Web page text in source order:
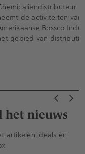
de activiteiten van
Bossco
gebied van
het nieuws
artikelen, deals en